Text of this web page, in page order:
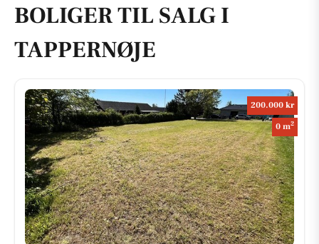
BOLIGER TIL SALG I
TAPPERNØJE
200.000 kr
0 m2